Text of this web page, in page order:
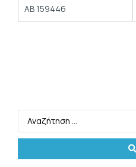
ΑΒ 159446